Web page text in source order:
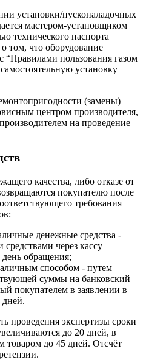
установки/пусконаладочных
мастером-установщиком
технического паспорта
том, что оборудование
“Правилами пользования газом
установку
(замены)
центром производителя,
на проведение
качества, либо отказе от
покупателю после
требования
денежные средства -
через кассу
день обращения;
способом - путем
суммы на банковский
покупателем в заявлении в
дней.
проведения экспертизы сроки
до 20 дней, в
товаром до 45 дней. Отсчёт